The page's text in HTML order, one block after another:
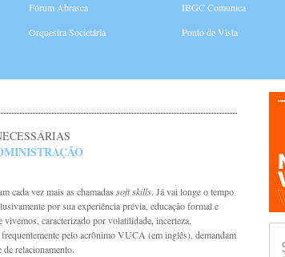
Fórum Abrasca IBGC Comunica
Orquestra Societária Ponto de Vista
cada vez mais as chamadas soft skills. Já vai longe o tempo
por sua experiência prévia, educação formal e
vivemos, caracterizado por volatilidade, incerteza,
pelo acrônimo VUCA (em inglês), demandam
relacionamento.